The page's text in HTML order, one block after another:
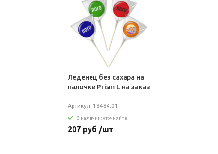
Леденец без сахара на
палочке Prism L на заказ
Артикул: 18484.01
В наличии: уточняйте
207 руб /шт